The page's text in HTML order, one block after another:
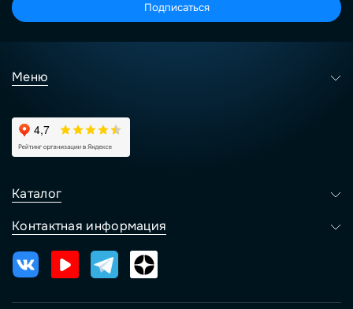
Подписаться
Меню
Каталог
Контактная информация